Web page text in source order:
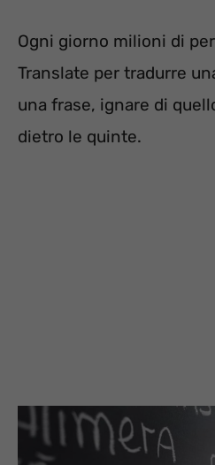
Ogni giorno milioni di
Translate per tradurre
una frase, ignare di
dietro le quinte.